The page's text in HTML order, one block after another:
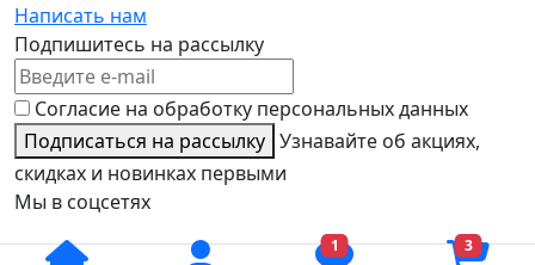
Написать нам
Подпишитесь на рассылку
Согласие на обработку персональных данных
Подписаться на рассылку Узнавайте об акциях,
скидках и новинках первыми
Мы в соцсетях
Способы оплаты
1 3